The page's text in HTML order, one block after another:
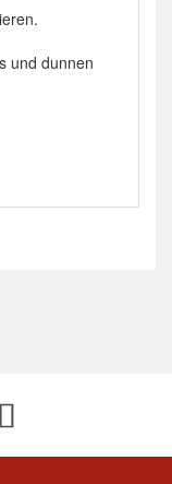
und dunnen